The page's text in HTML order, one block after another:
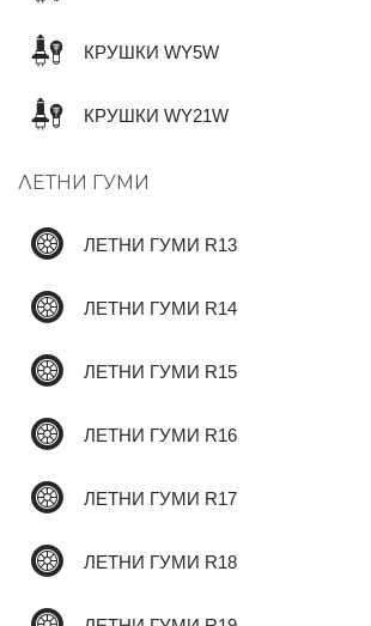
КРУШКИ WY5W
КРУШКИ WY21W
ЛЕТНИ ГУМИ
ЛЕТНИ ГУМИ R13
ЛЕТНИ ГУМИ R14
ЛЕТНИ ГУМИ R15
ЛЕТНИ ГУМИ R16
ЛЕТНИ ГУМИ R17
ЛЕТНИ ГУМИ R18